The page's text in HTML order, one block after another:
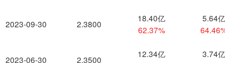
2023-09-30
2023-06-30
2.3800
18.40亿
62.37%
5.64亿
2.3500
12.34亿
3.74亿